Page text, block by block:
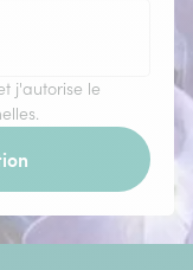
j'autorise le